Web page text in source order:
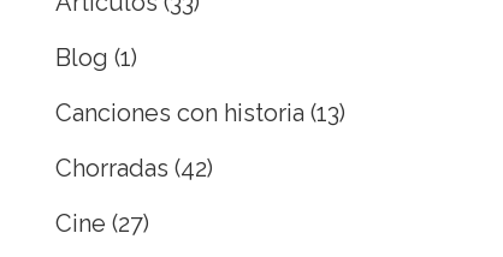
Blog (1)
Canciones con historia (13)
Chorradas (42)
Cine (27)